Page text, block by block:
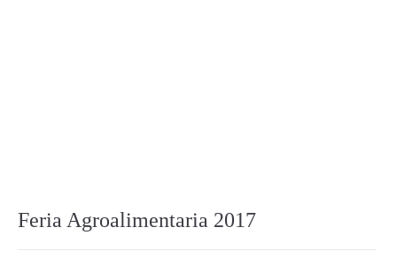
Feria Agroalimentaria 2017